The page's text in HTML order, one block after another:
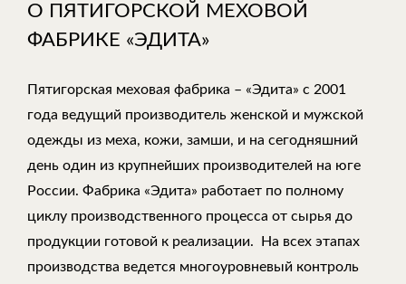
О ПЯТИГОРСКОЙ МЕХОВОЙ
ФАБРИКЕ «ЭДИТА»
Пятигорская меховая фабрика – «Эдита» с 2001
года ведущий производитель женской и мужской
одежды из меха, кожи, замши, и на сегодняшний
день один из крупнейших производителей на юге
России. Фабрика «Эдита» работает по полному
циклу производственного процесса от сырья до
продукции готовой к реализации. На всех этапах
производства ведется многоуровневый контроль